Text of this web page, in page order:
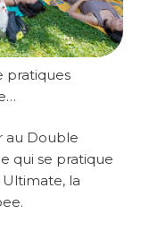
pratiques
au Double
qui se pratique
la